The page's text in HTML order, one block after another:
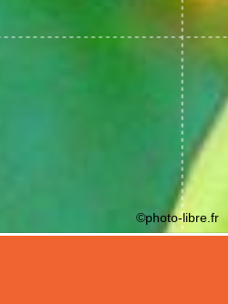
©photo-libre.fr